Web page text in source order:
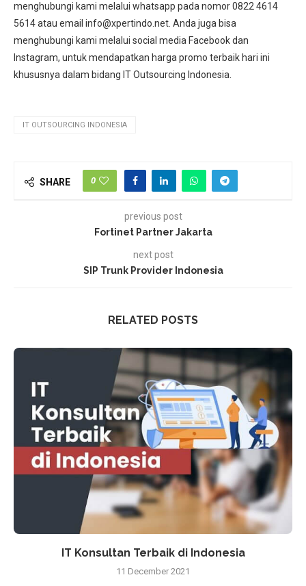
menghubungi kami melalui whatsapp pada nomor 0822 4614
5614 atau email info@xpertindo.net. Anda juga bisa
menghubungi kami melalui social media Facebook dan
Instagram, untuk mendapatkan harga promo terbaik hari ini
khususnya dalam bidang IT Outsourcing Indonesia.
IT OUTSOURCING INDONESIA
SHARE 0
previous post
Fortinet Partner Jakarta
next post
SIP Trunk Provider Indonesia
RELATED POSTS
IT Konsultan Terbaik di Indonesia
11 December 2021